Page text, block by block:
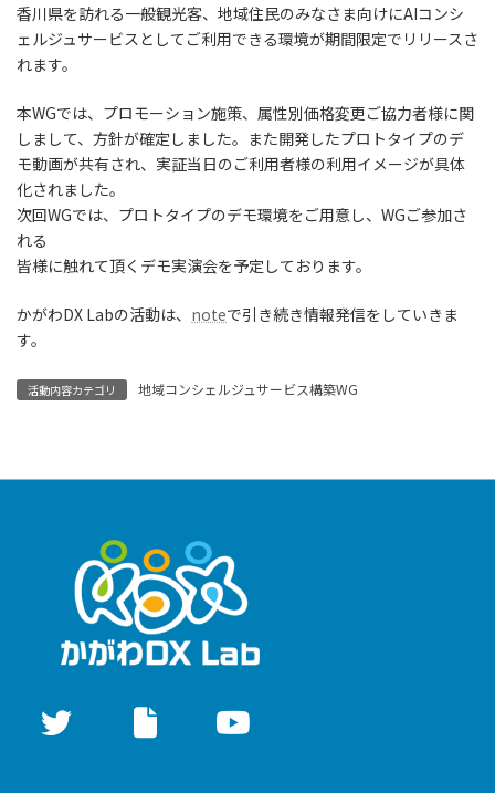
香川県を訪れる一般観光客、地域住民のみなさま向けにAIコンシ
ェルジュサービスとしてご利用できる環境が期間限定でリリースさ
れます。
本WGでは、プロモーション施策、属性別価格変更ご協力者様に関
しまして、方針が確定しました。また開発したプロトタイプのデ
モ動画が共有され、実証当日のご利用者様の利用イメージが具体
化されました。
次回WGでは、プロトタイプのデモ環境をご用意し、WGご参加さ
れる
皆様に触れて頂くデモ実演会を予定しております。
かがわDX Labの活動は、 noteで引き続き情報発信をしていきま
す。
活動内容カテゴリ 地域コンシェルジュサービス構築WG